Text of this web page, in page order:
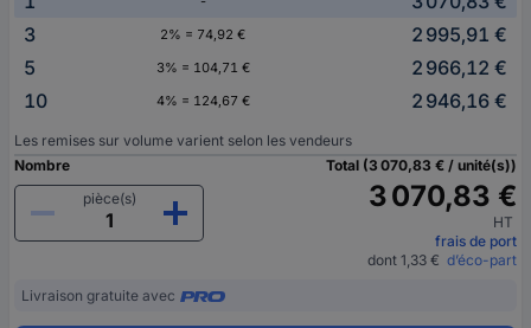
3
2% = 74,92 €
2 995,91 €
5
3% = 104,71 €
2 966,12 €
10
4% = 124,67 € 2 946,16 €
Les remises sur volume varient selon les vendeurs
Nombre
pièce(s)
Total (3 070,83 € / unité(s))
3 070,83 €
HT
frais de port
dont 1,33 € d’éco-part
Livraison gratuite avec